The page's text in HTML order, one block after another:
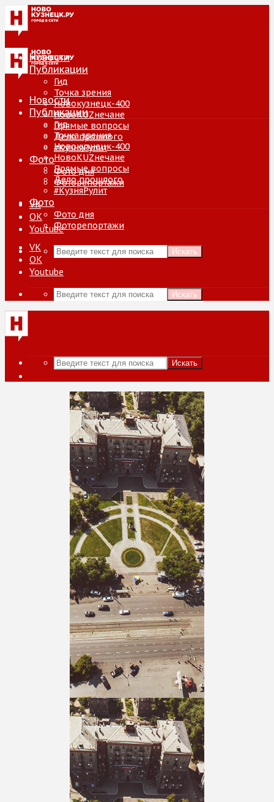
Новости
Публикации
Гид
Точка зрения
Новокузнецк-400
НовоKUZнечане
Прямые вопросы
Дело прошлого
#КузняРулит
Фото
Фото дня
Фоторепортажи
VK
ОК
Youtube
Искать
Новости
Публикации
Гид
Точка зрения
Новокузнецк-400
НовоKUZнечане
Прямые вопросы
Дело прошлого
#КузняРулит
Фото
Фото дня
Фоторепортажи
VK
ОК
Youtube
Искать
Искать